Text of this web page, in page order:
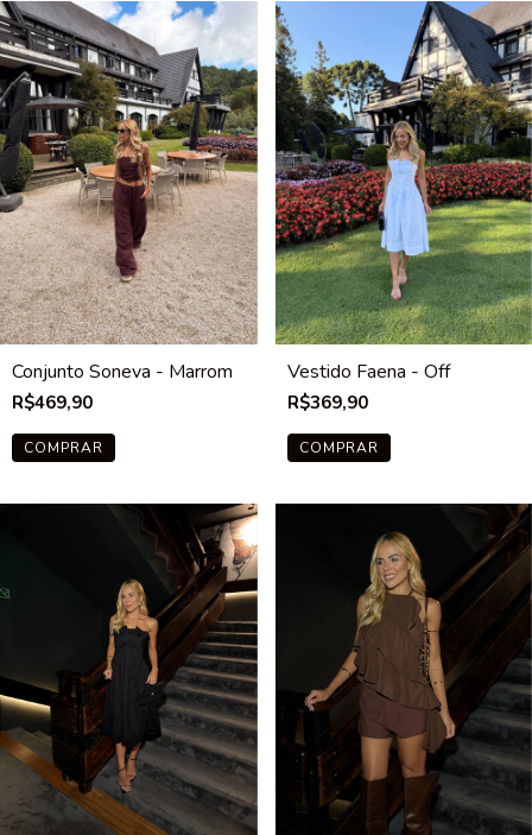
Conjunto Soneva - Marrom
R$469,90
COMPRAR
Vestido Faena - Off
R$369,90
COMPRAR